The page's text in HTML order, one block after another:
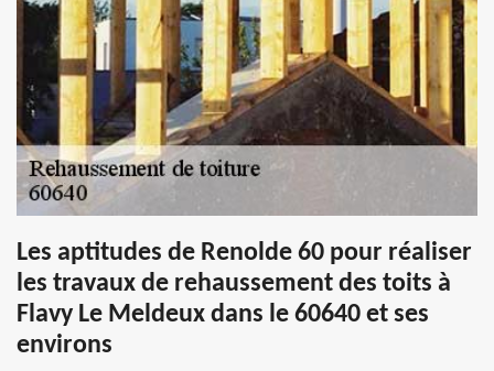
Les aptitudes de Renolde 60 pour réaliser
les travaux de rehaussement des toits à
Flavy Le Meldeux dans le 60640 et ses
environs